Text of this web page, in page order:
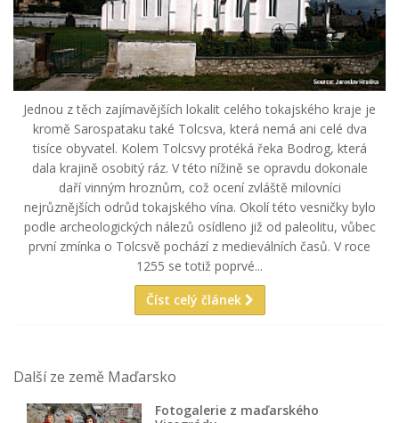
Jednou z těch zajímavějších lokalit celého tokajského kraje je
kromě Sarospataku také Tolcsva, která nemá ani celé dva
tisíce obyvatel. Kolem Tolcsvy protéká řeka Bodrog, která
dala krajině osobitý ráz. V této nížině se opravdu dokonale
daří vinným hroznům, což ocení zvláště milovníci
nejrůznějších odrůd tokajského vína. Okolí této vesničky bylo
podle archeologických nálezů osídleno již od paleolitu, vůbec
první zmínka o Tolcsvě pochází z medieválních časů. V roce
1255 se totiž poprvé...
Číst celý článek
Další ze země Maďarsko
Fotogalerie z maďarského